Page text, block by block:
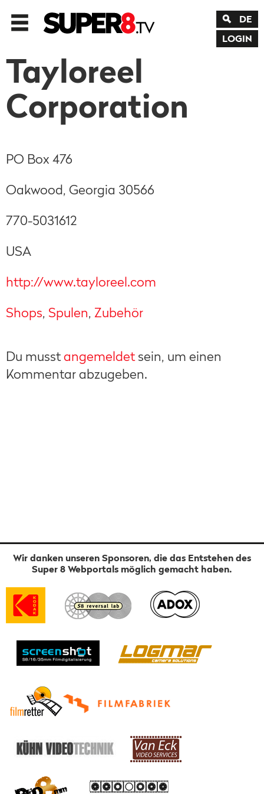
DE
LOGIN
Tayloreel
Corporation
PO Box 476
Oakwood, Georgia 30566
770-5031612
USA
http://www.tayloreel.com
Shops, Spulen, Zubehör
Du musstangemeldet sein, um einen
Kommentar abzugeben.
Wir danken unseren Sponsoren, die das Entstehen des
Super 8 Webportals möglich gemacht haben.